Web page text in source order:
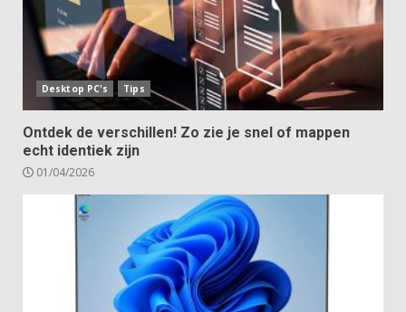
Desktop PC's Tips
Ontdek de verschillen! Zo zie je snel of mappen
echt identiek zijn
01/04/2026